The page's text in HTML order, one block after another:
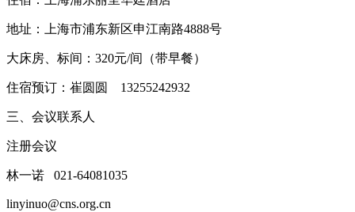
地址：上海市浦东新区申江南路4888号
大床房、标间：320元/间（带早餐）
住宿预订：崔圆圆 13255242932
三、会议联系人
注册会议
林一诺 021-64081035
linyinuo@cns.org.cn